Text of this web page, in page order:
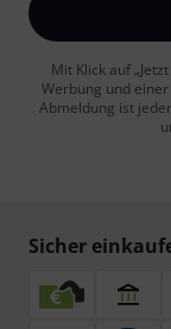
Mit Klick auf
Werbung und
Abmeldung ist
Sicher